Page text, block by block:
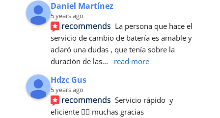
Daniel Martínez
5 years ago
recommends La persona que hace el
servicio de cambio de batería es amable y
aclaró una dudas , que tenía sobre la
duración de las... read more
Hdzc Gus
5 years ago
recommends Servicio rápido  y
eficiente 👍🏼 muchas gracias